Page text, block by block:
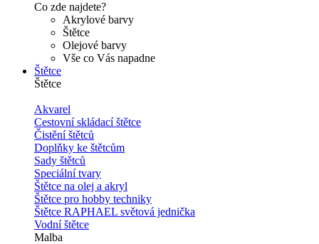
Co zde najdete?
Akrylové barvy
Štětce
Olejové barvy
Vše co Vás napadne
Štětce
Štětce
Akvarel
Cestovní skládací štětce
Čistění štětců
Doplňky ke štětcům
Sady štětců
Speciální tvary
Štětce na olej a akryl
Štětce pro hobby techniky
Štětce RAPHAEL světová jednička
Vodní štětce
Malba